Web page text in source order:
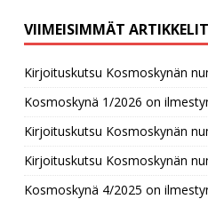
VIIMEISIMMÄT ARTIKKELIT
Kirjoituskutsu Kosmoskynän
Kosmoskynä 1/2026 on
Kirjoituskutsu Kosmoskynän
Kirjoituskutsu Kosmoskynän
Kosmoskynä 4/2025 on